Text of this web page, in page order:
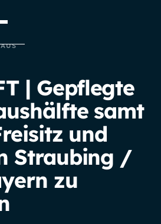
| Gepflegte
samt
und
Straubing /
zu